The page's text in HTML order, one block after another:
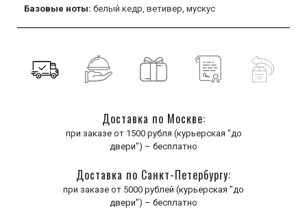
Базовые ноты: белый кедр, ветивер, мускус
Доставка по Москве:
при заказе от 1500 рубля (курьерская "до
двери") – бесплатно
Доставка по Санкт-Петербургу:
при заказе от 5000 рублей (курьерская "до
двери") – бесплатно